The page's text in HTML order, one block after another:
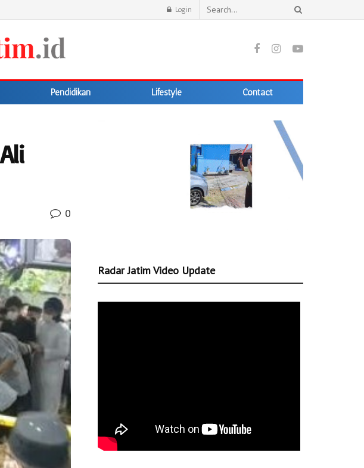
Login
Pendidikan Lifestyle Contact
0
Radar Jatim Video Update